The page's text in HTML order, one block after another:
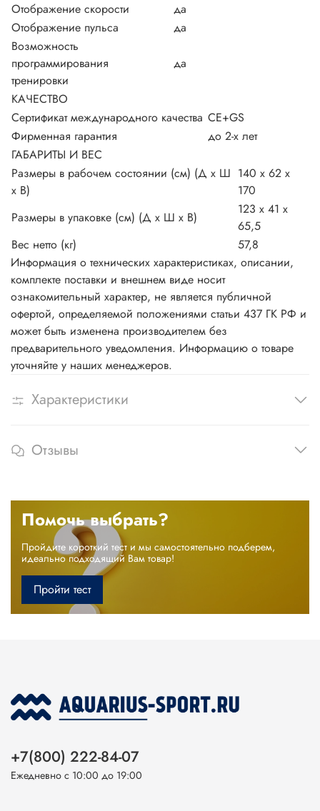
Отображение скорости
да
Отображение пульса
да
Возможность
программирования
тренировки
да
КАЧЕСТВО
Сертификат международного качества CE+GS
Фирменная гарантия
до 2-х лет
ГАБАРИТЫ И ВЕС
Размеры в рабочем состоянии (см) (Д х Ш
х В)
140 х 62 х
170
Размеры в упаковке (см) (Д х Ш х В)
123 х 41 x
65,5
Вес нетто (кг)
57,8
Информация о технических характеристиках, описании,
комплекте поставки и внешнем виде носит
ознакомительный характер, не является публичной
офертой, определяемой положениями статьи 437 ГК РФ и
может быть изменена производителем без
предварительного уведомления. Информацию о товаре
уточняйте у наших менеджеров.
Характеристики
Отзывы
Помочь выбрать?
Пройдите короткий тест и мы самостоятельно подберем,
идеально подходящий Вам товар!
Пройти тест
+7(800) 222-84-07
Ежедневно с 10:00 до 19:00